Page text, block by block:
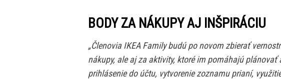
BODY ZA NÁKUPY AJ INŠPIRÁCIU
„Členovia IKEA Family budú po novom zbierať
nákupy, ale aj za aktivity, ktoré im pomáhajú
prihlásenie do účtu, vytvorenie zoznamu prianí,